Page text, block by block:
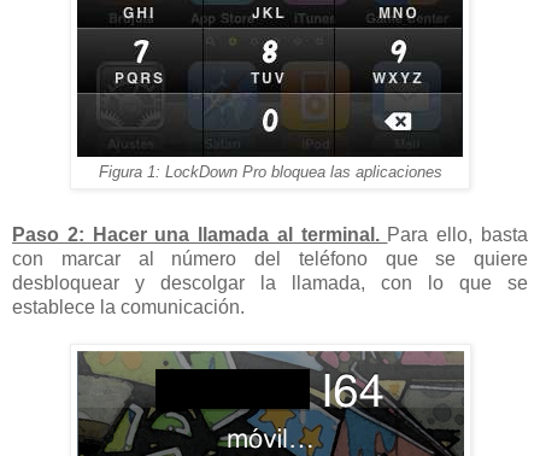
Figura 1: LockDown Pro bloquea las aplicaciones
Paso 2: Hacer una llamada al terminal. Para ello, basta
con marcar al número del teléfono que se quiere
desbloquear y descolgar la llamada, con lo que se
establece la comunicación.